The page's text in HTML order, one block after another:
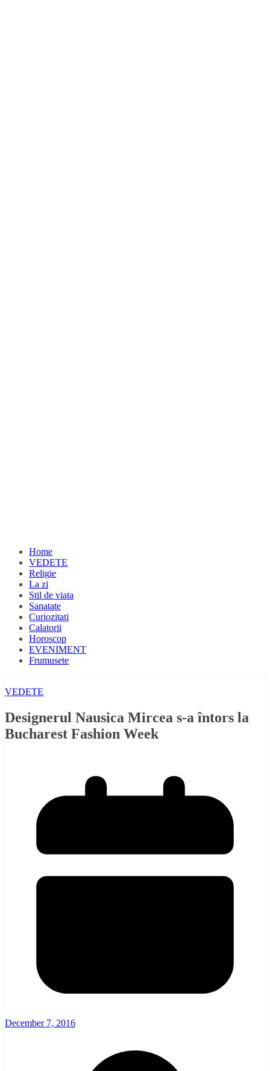
Home
VEDETE
Religie
La zi
Stil de viata
Sanatate
Curiozitati
Calatorii
Horoscop
EVENIMENT
Frumusete
VEDETE
Designerul Nausica Mircea s-a întors la
Bucharest Fashion Week
December 7, 2016